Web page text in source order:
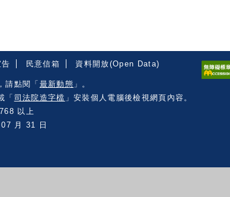
民意信箱 資料開放(Open Data)
請點閱「 最新動態 」。
「 司法院造字檔 」安裝個人電腦後檢視網頁內容。
以上
月 31 日